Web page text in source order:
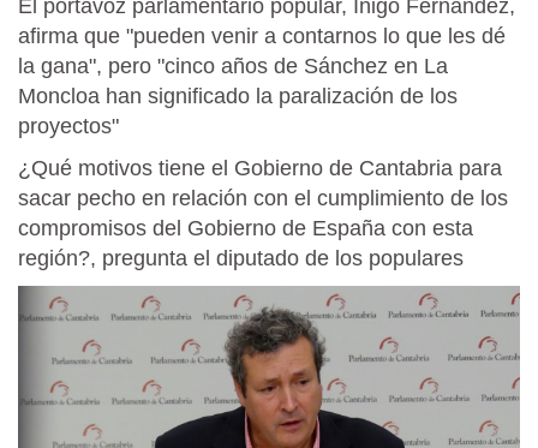
El portavoz parlamentario popular, Iñigo Fernández,
afirma que "pueden venir a contarnos lo que les dé
la gana", pero "cinco años de Sánchez en La
Moncloa han significado la paralización de los
proyectos"
¿Qué motivos tiene el Gobierno de Cantabria para
sacar pecho en relación con el cumplimiento de los
compromisos del Gobierno de España con esta
región?, pregunta el diputado de los populares